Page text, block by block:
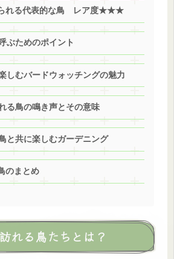
れる代表的な鳥 レア度★★★
ぶためのポイント
しむバードウォッチングの魅力
る鳥の鳴き声とその意味
と共に楽しむガーデニング
のまとめ
れる鳥たちとは？